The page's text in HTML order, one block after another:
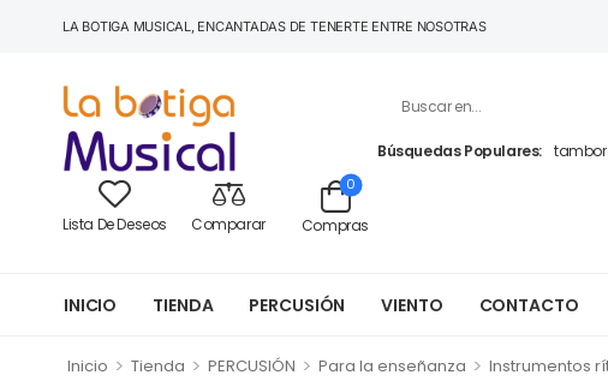
LA BOTIGA MUSICAL, ENCANTADAS DE TENERTE ENTRE NOSOTRAS
Búsquedas Populares: tambor
Lista De Deseos Comparar Compras
0
INICIO TIENDA PERCUSIÓN VIENTO CONTACTO
Inicio > Tienda > PERCUSIÓN > Para la enseñanza > Instrumentos